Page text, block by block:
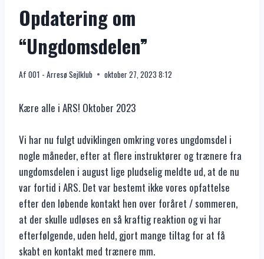
Opdatering om
“Ungdomsdelen”
Af 001 - Arresø Sejlklub oktober 27, 2023 8:12
Kære alle i ARS! Oktober 2023
Vi har nu fulgt udviklingen omkring vores ungdomsdel i
nogle måneder, efter at flere instruktører og trænere fra
ungdomsdelen i august lige pludselig meldte ud, at de nu
var fortid i ARS. Det var bestemt ikke vores opfattelse
efter den løbende kontakt hen over foråret / sommeren,
at der skulle udløses en så kraftig reaktion og vi har
efterfølgende, uden held, gjort mange tiltag for at få
skabt en kontakt med trænere mm.